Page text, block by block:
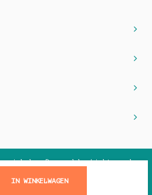
IN WINKELWAGEN
- Powered byLightspeed-
by